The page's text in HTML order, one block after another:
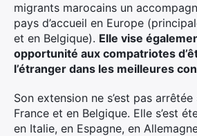
migrants marocains un
pays d’accueil en Europe
et en Belgique). Elle vise
opportunité aux compatriotes
l’étranger dans les meilleures
Son extension ne s’est pas
France et en Belgique. Elle s’est
en Italie, en Espagne, en